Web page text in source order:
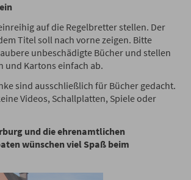
auf die Regelbretter stellen. Der
Titel soll nach vorne zeigen. Bitte
unbeschädigte Bücher und stellen
und Kartons einfach ab.
sind ausschließlich für Bücher gedacht.
Videos, Schallplatten, Spiele oder
und die ehrenamtlichen
wünschen viel Spaß beim